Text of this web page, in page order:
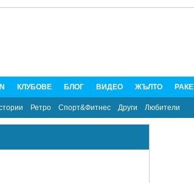
КЛУБОВЕ БЛОГ ВИДЕО ЖЪЛТО
Ретро Спорт&Фитнес Други Любители